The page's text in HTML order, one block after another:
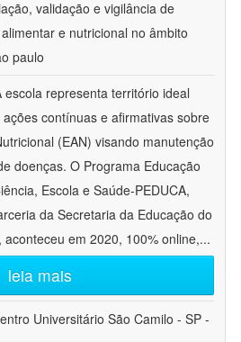
validação e vigilância de
e nutricional no âmbito
paulo
escola representa território ideal
contínuas e afirmativas sobre
(EAN) visando manutenção
doenças. O Programa Educação
Escola e Saúde-PEDUCA,
da Secretaria da Educação do
aconteceu em 2020, 100% online,...
leia mais
Universitário São Camilo - SP -